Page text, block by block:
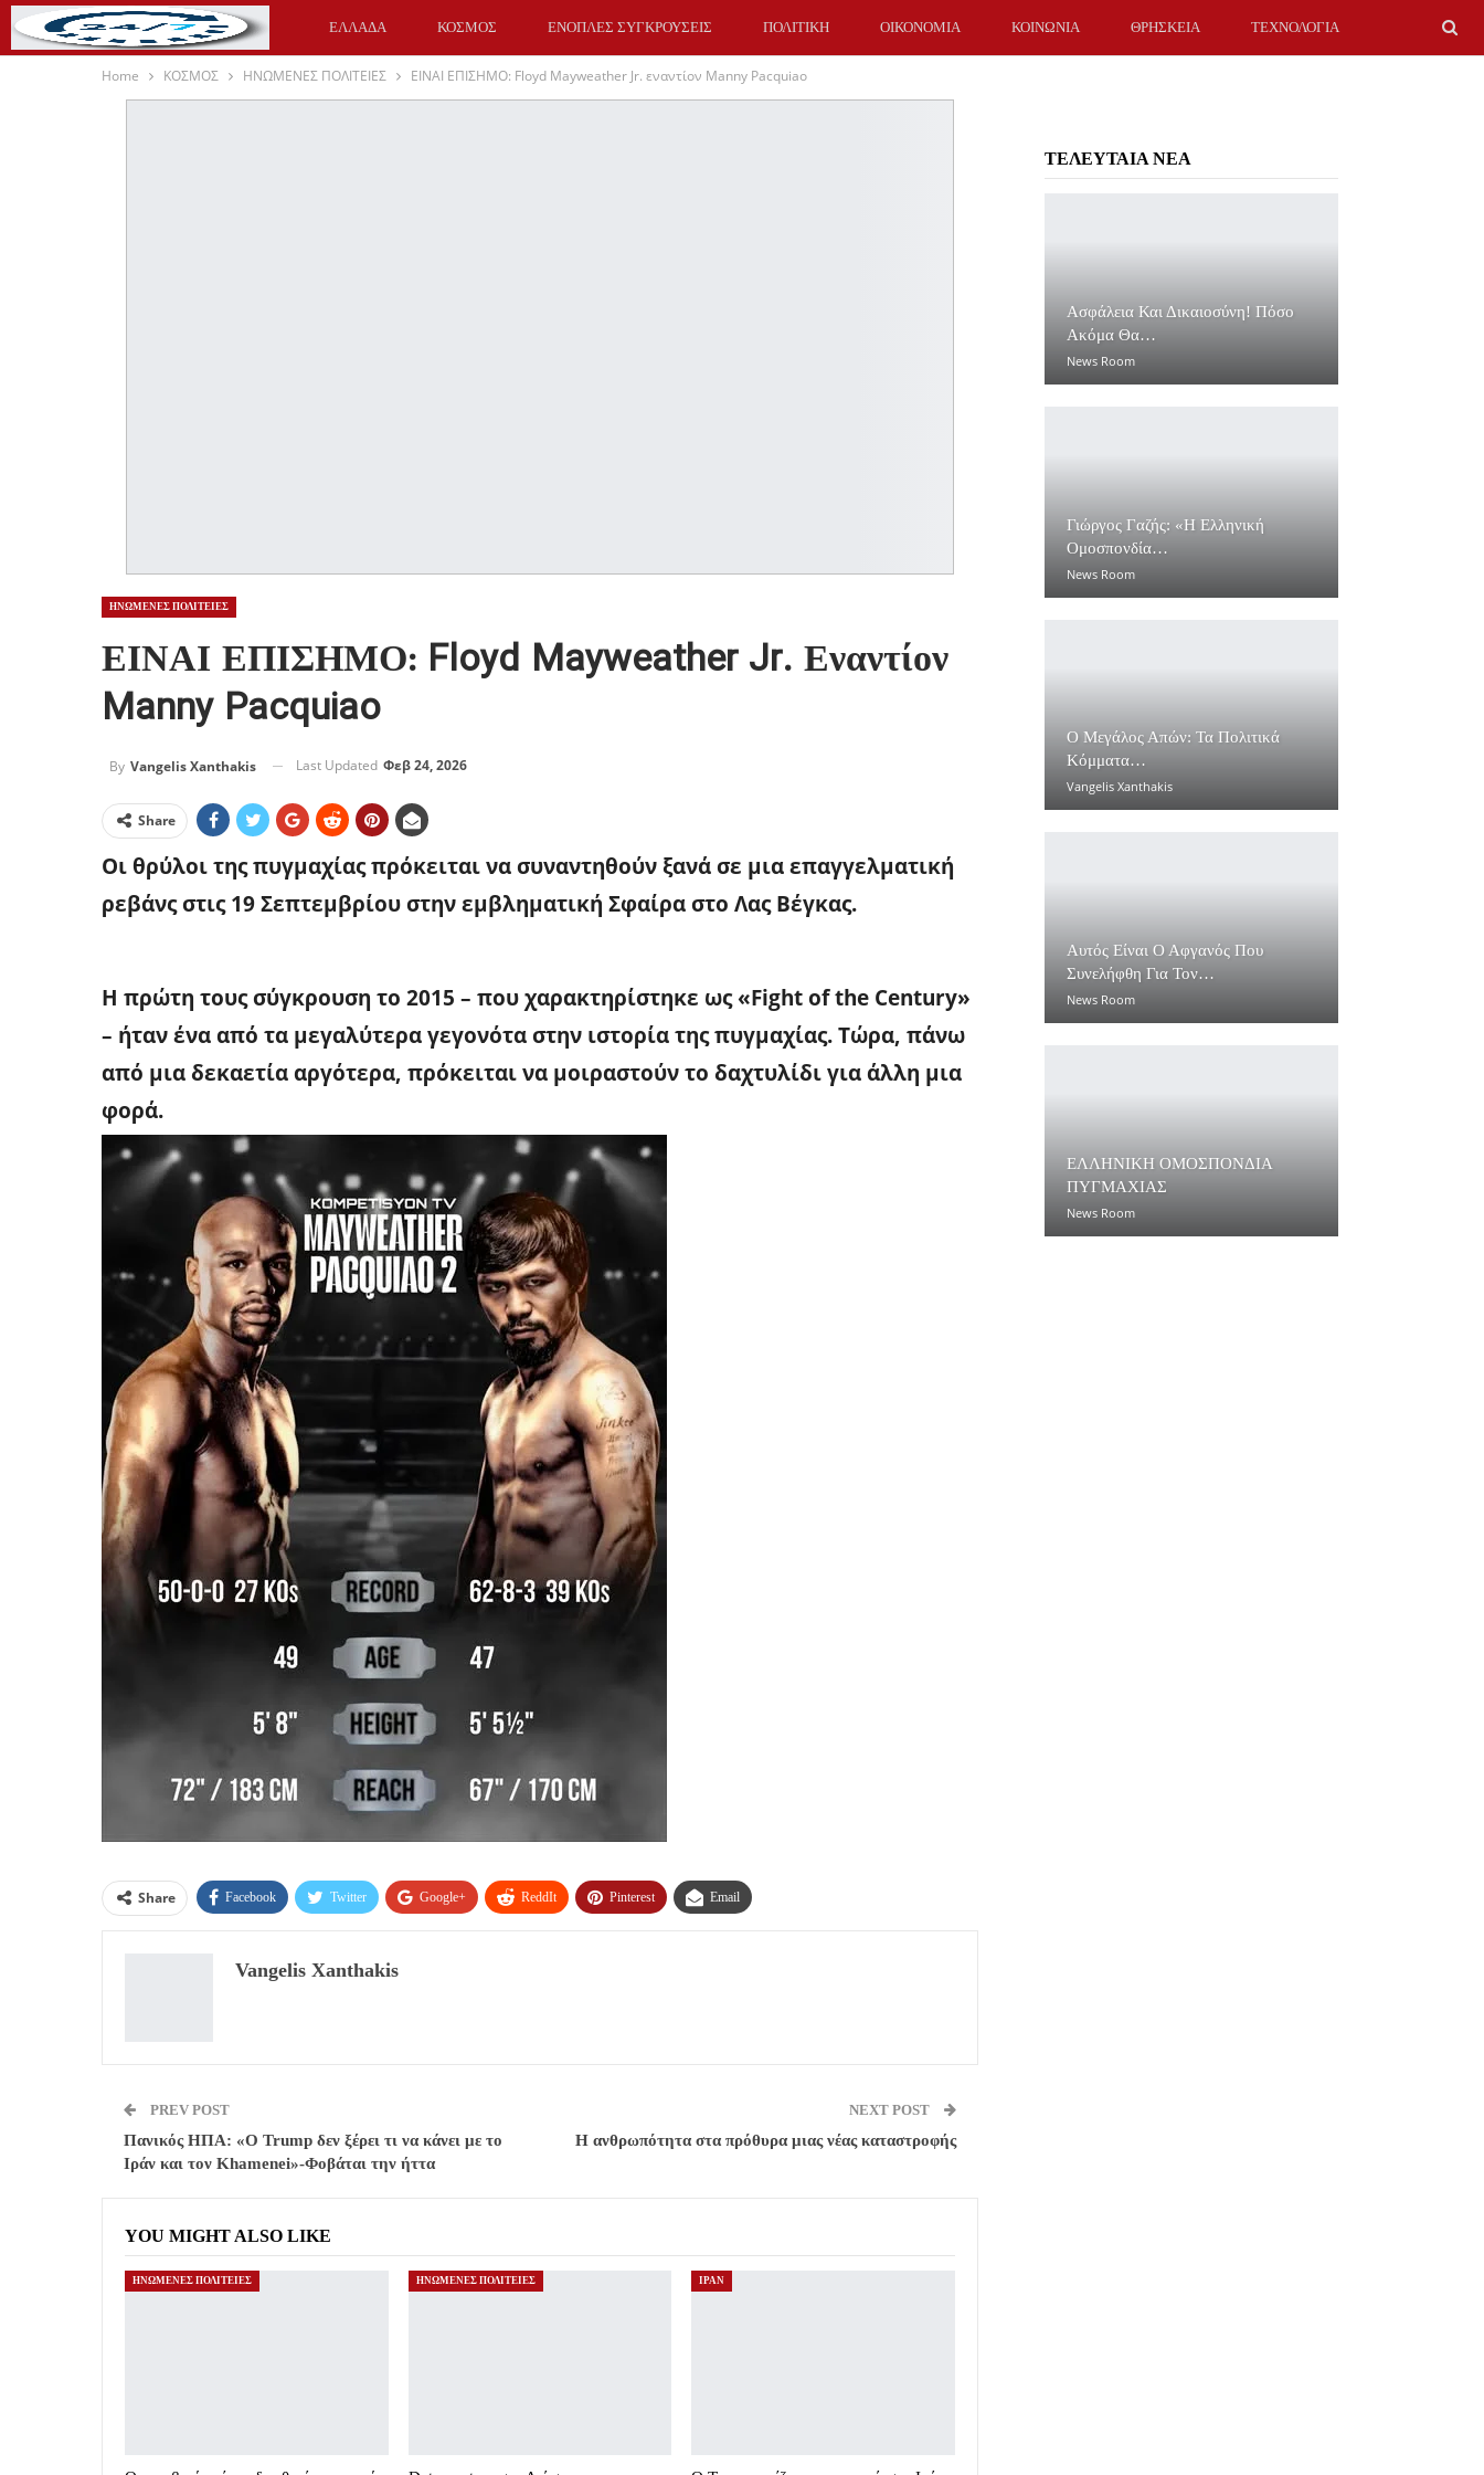
ΕΛΛΑΔΑ ΚΟΣΜΟΣ ΕΝΟΠΛΕΣ ΣΥΓΚΡΟΥΣΕΙΣ ΠΟΛΙΤΙΚΗ ΟΙΚΟΝΟΜΙΑ ΚΟΙΝΩΝΙΑ ΘΡΗΣΚΕΙΑ ΤΕΧΝΟΛΟΓΙΑ
ΥΓΕΙΑ ΑΘΛΗΤΙΚΑ
Home ΚΟΣΜΟΣ ΗΝΩΜΕΝΕΣ ΠΟΛΙΤΕΙΕΣ ΕΙΝΑΙ ΕΠΙΣΗΜΟ: Floyd Mayweather Jr. εναντίον Manny Pacquiao
ΗΝΩΜΕΝΕΣ ΠΟΛΙΤΕΙΕΣ
ΕΙΝΑΙ ΕΠΙΣΗΜΟ: Floyd Mayweather Jr. Εναντίον
Manny Pacquiao
By Vangelis Xanthakis Last Updated Φεβ 24, 2026
Share
Οι θρύλοι της πυγμαχίας πρόκειται να συναντηθούν ξανά σε μια επαγγελματική
ρεβάνς στις 19 Σεπτεμβρίου στην εμβληματική Σφαίρα στο Λας Βέγκας.
Η πρώτη τους σύγκρουση το 2015 – που χαρακτηρίστηκε ως «Fight of the Century»
– ήταν ένα από τα μεγαλύτερα γεγονότα στην ιστορία της πυγμαχίας. Τώρα, πάνω
από μια δεκαετία αργότερα, πρόκειται να μοιραστούν το δαχτυλίδι για άλλη μια
φορά.
Share Facebook Twitter Google+ ReddIt Pinterest Email
Vangelis Xanthakis
PREV POST
Πανικός ΗΠΑ: «Ο Trump δεν ξέρει τι να κάνει με το
Ιράν και τον Khamenei»-Φοβάται την ήττα
NEXT POST
Η ανθρωπότητα στα πρόθυρα μιας νέας καταστροφής
YOU MIGHT ALSO LIKE
ΗΝΩΜΕΝΕΣ ΠΟΛΙΤΕΙΕΣ ΗΝΩΜΕΝΕΣ ΠΟΛΙΤΕΙΕΣ ΙΡΑΝ
ΤΕΛΕΥΤΑΙΑ ΝΕΑ
Ασφάλεια Και Δικαιοσύνη! Πόσο
Ακόμα Θα…
News Room
Γιώργος Γαζής: «Η Ελληνική
Ομοσπονδία…
News Room
Ο Μεγάλος Απών: Τα Πολιτικά
Κόμματα…
Vangelis Xanthakis
Αυτός Είναι Ο Αφγανός Που
Συνελήφθη Για Τον…
News Room
ΕΛΛΗΝΙΚΗ ΟΜΟΣΠΟΝΔΙΑ
ΠΥΓΜΑΧΙΑΣ
News Room